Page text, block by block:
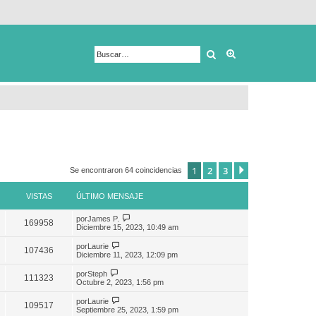
Buscar
Se encontraron 64 coincidencias 1 2 3
VISTAS ÚLTIMO MENSAJE
169958 porJames P.
Diciembre 15, 2023, 10:49 am
107436 porLaurie
Diciembre 11, 2023, 12:09 pm
111323 porSteph
Octubre 2, 2023, 1:56 pm
109517 porLaurie
Septiembre 25, 2023, 1:59 pm